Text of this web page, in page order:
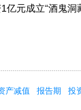
亿元成立“酒鬼
产减值 报告期 投